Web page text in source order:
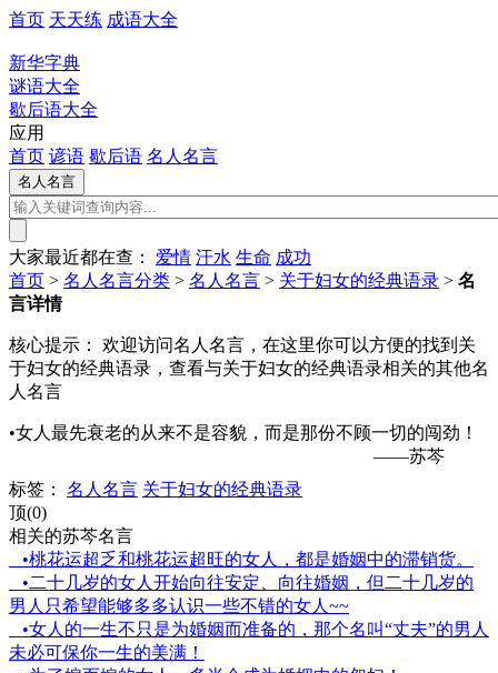
首页 天天练 成语大全
新华字典
谜语大全
歇后语大全
应用
首页 谚语 歇后语 名人名言
大家最近都在查： 爱情 汗水 生命 成功
首页 > 名人名言分类 > 名人名言 > 关于妇女的经典语录 > 名
言详情
核心提示：
欢迎访问名人名言，在这里你可以方便的找到关
于妇女的经典语录，查看与关于妇女的经典语录相关的其他名
人名言
•女人最先衰老的从来不是容貌，而是那份不顾一切的闯劲！
——苏芩
标签：
名人名言 关于妇女的经典语录
顶(0)
相关的苏芩名言
•桃花运超乏和桃花运超旺的女人，都是婚姻中的滞销货。
•二十几岁的女人开始向往安定、向往婚姻，但二十几岁的
男人只希望能够多多认识一些不错的女人~~
•女人的一生不只是为婚姻而准备的，那个名叫“丈夫”的男人
未必可保你一生的美满！